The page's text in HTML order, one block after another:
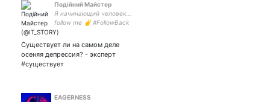
Подійний Майстер
Я начинающий человек...
follow me ✌ #FollowBack
#TeamFollowBack #TFB
#Follow4Follow #AutoFollow
#Ru_FF #Sledui #FF
Взаимный фолловинг^^
Существует ли на самом деле
осеняя депрессия? - эксперт
#существует
EAGERNESS